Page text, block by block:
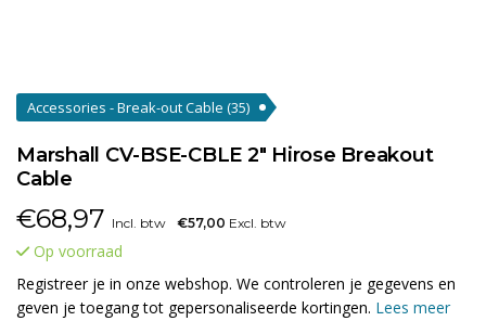
Accessories - Break-out Cable (35)
Marshall CV-BSE-CBLE 2" Hirose Breakout
Cable
€68,97 Incl. btw €57,00 Excl. btw
Op voorraad
Registreer je in onze webshop. We controleren je gegevens en
geven je toegang tot gepersonaliseerde kortingen. Lees meer